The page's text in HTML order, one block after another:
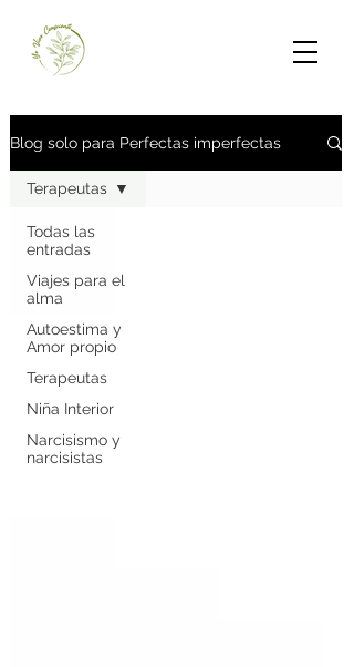
Blog solo para Perfectas imperfectas
Todas las
entradas
Viajes para el
alma
Autoestima y
Amor propio
Terapeutas
Niña Interior
Narcisismo y
narcisistas
Terapeutas